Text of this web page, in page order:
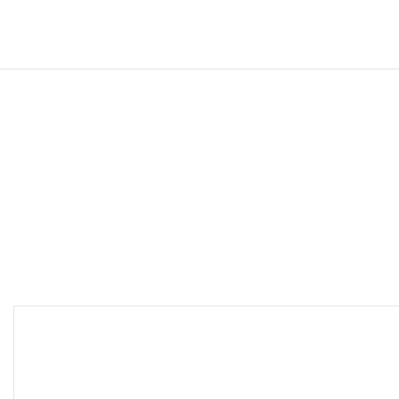
در حالی است که پایه های لاستیکی ضد لغزش تعبیه شده در قسمت زیرین